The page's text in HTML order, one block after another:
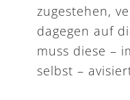
zugestehen,
dagegen auf
muss diese –
selbst –